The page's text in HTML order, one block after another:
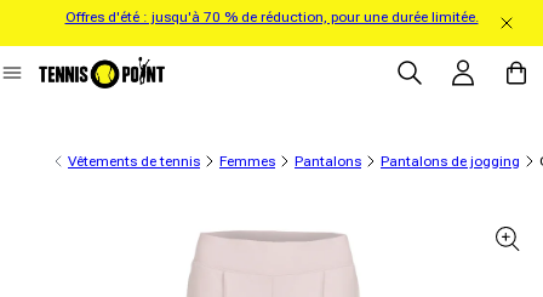
au contenu
Offres d'été : jusqu'à 70 % de réduction, pour une durée limitée.
Se connecter
Panier
Vêtements de tennis Femmes Pantalons Pantalons de jogging
sur le produit